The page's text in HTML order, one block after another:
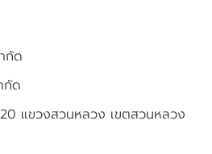
กัด
กัด
แขวงสวนหลวง เขตสวนหลวง